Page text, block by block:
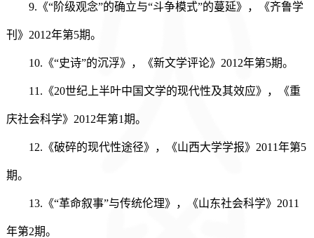
9.《“阶级观念”的确立与“斗争模式”的蔓延》，《齐鲁学
刊》2012年第5期。
10.《“史诗”的沉浮》，《新文学评论》2012年第5期。
11.《20世纪上半叶中国文学的现代性及其效应》，《重
庆社会科学》2012年第1期。
12.《破碎的现代性途径》，《山西大学学报》2011年第5
期。
13.《“革命叙事”与传统伦理》，《山东社会科学》2011
年第2期。